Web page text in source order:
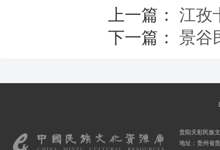
上一篇： 江孜
下一篇： 景谷
贵阳天彩民族
地址：贵州省